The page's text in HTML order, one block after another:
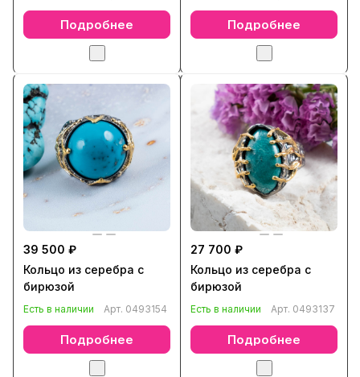
Подробнее Подробнее
39 500 ₽
Кольцо из серебра с
бирюзой
Есть в наличии Арт. 0493154
Подробнее
27 700 ₽
Кольцо из серебра с
бирюзой
Есть в наличии Арт. 0493137
Подробнее